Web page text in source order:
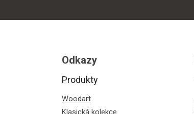
Odkazy
Produkty
Woodart
Klasická kolekce